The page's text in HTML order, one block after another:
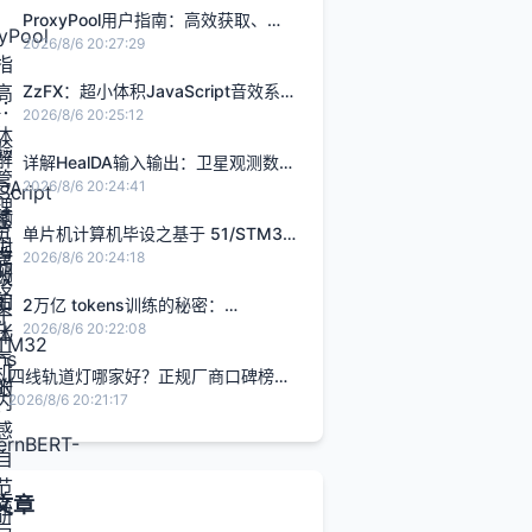
ProxyPool用户指南：高效获取、验
证与管理代理IP的实用技巧
2026/8/6 20:27:29
ZzFX：超小体积JavaScript音效系
统如何彻底改变网页交互体验？
2026/8/6 20:25:12
详解HealDA输入输出：卫星观测数据
如何转化为大气状态张量
2026/8/6 20:24:41
单片机计算机毕设之基于 51/STM32
单片机的室内环境感知与自动调节系
键手动可控环境调控硬件系统实现
（011502）
2026/8/6 20:24:18
2万亿 tokens训练的秘密：
ModernBERT-base预训练数据与训
练策略深度剖析
2026/8/6 20:22:08
四线轨道灯哪家好？正规厂商口碑榜，
小白也能看懂！ 四线轨道灯怎么选？正
规厂家口碑PK，闭眼抄作业！ 四线轨
道灯
2026/8/6 20:21:17
章